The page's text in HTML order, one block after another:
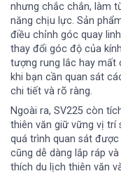
nhưng chắc chắn, làm
năng chịu lực. Sản
điều chỉnh góc quay
thay đổi góc độ của
tượng rung lắc hay mất
khi bạn cần quan sát
chi tiết và rõ ràng.
Ngoài ra, SV225 còn
thiên văn giữ vững vị trí
quá trình quan sát
cũng dễ dàng lắp ráp
thích du lịch thiên văn